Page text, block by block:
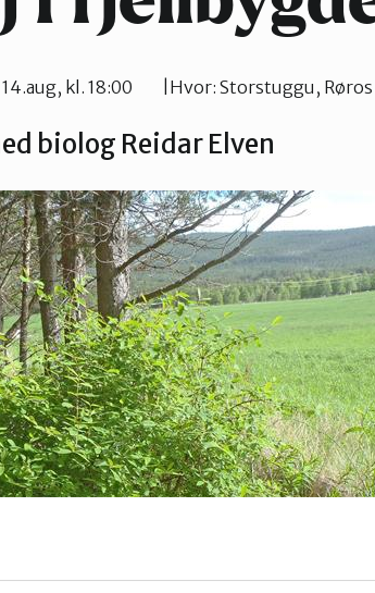
14.aug, kl. 18:00 Hvor: Storstuggu, Røros
biolog Reidar Elven